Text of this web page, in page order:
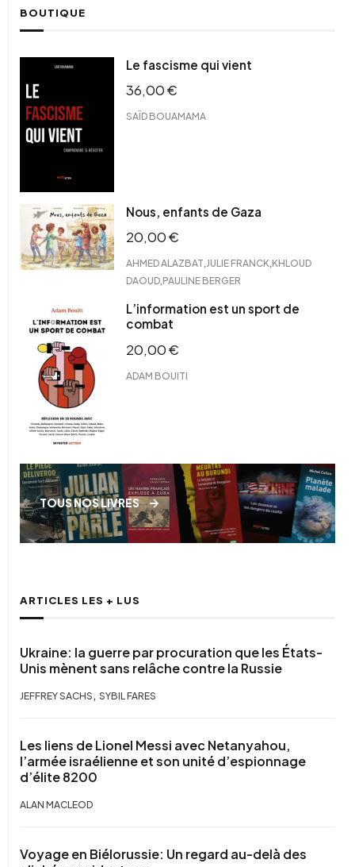
BOUTIQUE
Le fascisme qui vient
36,00€
SAÏD BOUAMAMA
Nous, enfants de Gaza
20,00€
AHMED ALAZBAT JULIE FRANCK KHLOUD
DAOUD PAULINE BERGER
L’information est un sport de
combat
20,00€
ADAM BOUITI
TOUS NOS LIVRES
ARTICLES LES + LUS
Ukraine: la guerre par procuration que les États-
Unis mènent sans relâche contre la Russie
JEFFREY SACHS, SYBIL FARES
Les liens de Lionel Messi avec Netanyahou,
l’armée israélienne et son unité d’espionnage
d’élite 8200
ALAN MACLEOD
Voyage en Biélorussie: Un regard au-delà des